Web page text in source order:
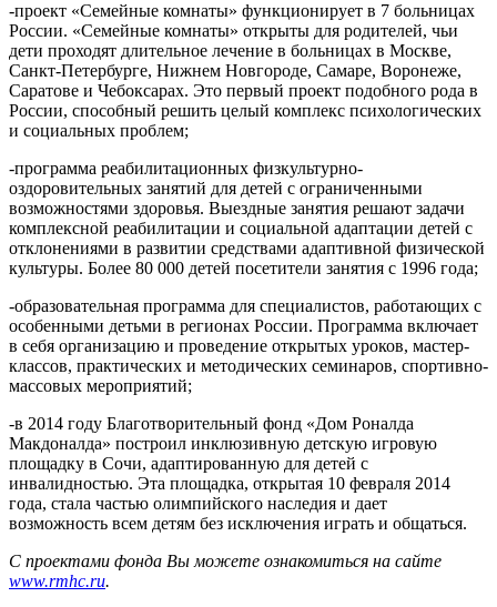
-проект «Семейные комнаты» функционирует в 7 больницах
России. «Семейные комнаты» открыты для родителей, чьи
дети проходят длительное лечение в больницах в Москве,
Санкт-Петербурге, Нижнем Новгороде, Самаре, Воронеже,
Саратове и Чебоксарах. Это первый проект подобного рода в
России, способный решить целый комплекс психологических
и социальных проблем;
-программа реабилитационных физкультурно-
оздоровительных занятий для детей с ограниченными
возможностями здоровья. Выездные занятия решают задачи
комплексной реабилитации и социальной адаптации детей с
отклонениями в развитии средствами адаптивной физической
культуры. Более 80 000 детей посетители занятия с 1996 года;
-образовательная программа для специалистов, работающих с
особенными детьми в регионах России. Программа включает
в себя организацию и проведение открытых уроков, мастер-
классов, практических и методических семинаров, спортивно-
массовых мероприятий;
-в 2014 году Благотворительный фонд «Дом Роналда
Макдоналда» построил инклюзивную детскую игровую
площадку в Сочи, адаптированную для детей с
инвалидностью. Эта площадка, открытая 10 февраля 2014
года, стала частью олимпийского наследия и дает
возможность всем детям без исключения играть и общаться.
С проектами фонда Вы можете ознакомиться на сайте
www.rmhc.ru.